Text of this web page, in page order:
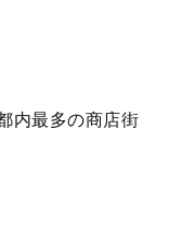
内最多の商店街